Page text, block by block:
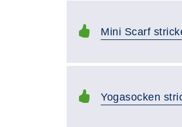
Mini Scarf
Yogasocken